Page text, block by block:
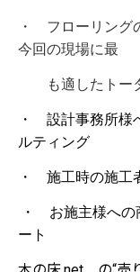
・ フローリング
今回の現場に最
も適したトー
・ 設計事務所様
ルティング
・ 施工時の施工
・ お施主様への
ート